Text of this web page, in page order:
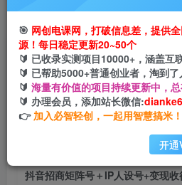
抖音招商矩阵号＋IP人设号+
做抖音，通过抖音如何变现
网创电课网
2年前发布
🎯 网创电课网，打破信息差，提供
源！每日稳定更新20~50个
🔰 已收录实测项目10000+，涵盖互
🔰 已帮助5000+普通创业者，淘到了
🔰 海量有价值的项目持续更新中，
🔰 办理会员，添加站长微信:
👉 加入必智轻创，一起用智慧搞米！
开通